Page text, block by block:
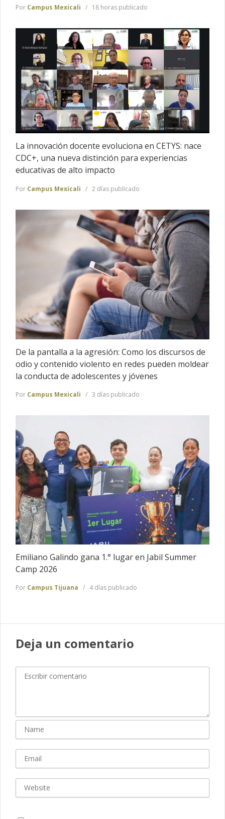
Por Campus Mexicali 18 horas publicado
La innovación docente evoluciona en CETYS: nace
CDC+, una nueva distinción para experiencias
educativas de alto impacto
Por Campus Mexicali 2 días publicado
De la pantalla a la agresión: Como los discursos de
odio y contenido violento en redes pueden moldear
la conducta de adolescentes y jóvenes
Por Campus Mexicali 3 días publicado
Emiliano Galindo gana 1.° lugar en Jabil Summer
Camp 2026
Por Campus Tijuana 4 días publicado
Deja un comentario